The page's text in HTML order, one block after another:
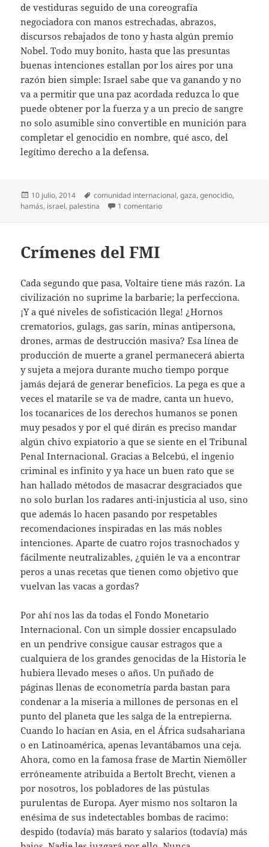
de vestiduras seguido de una coreografía
negociadora con manos estrechadas, abrazos,
discursos rebajados de tono y hasta algún premio
Nobel. Todo muy bonito, hasta que las presuntas
buenas intenciones estallan por los aires por una
razón bien simple: Israel sabe que va ganando y no
va a permitir que una paz acordada reduzca lo que
puede obtener por la fuerza y a un precio de sangre
no solo asumible sino convertible en munición para
completar el genocidio en nombre, qué asco, del
legítimo derecho a la defensa.
Publicado
el
10 julio, 2014 Etiquetas
comunidad internacional,gaza,genocidio,
hamás, israel, palestina 1 comentarioen Matanza programada
Crímenes del FMI
Cada segundo que pasa, Voltaire tiene más razón. La
civilización no suprime la barbarie; la perfecciona.
¡Y a qué niveles de sofisticación llega! ¿Hornos
crematorios, gulags, gas sarín, minas antipersona,
drones, armas de destrucción masiva? Esa línea de
producción de muerte a granel permanecerá abierta
y sujeta a mejora durante mucho tiempo porque
jamás dejará de generar beneficios. La pega es que a
veces el matarile se va de madre, canta un huevo,
los tocanarices de los derechos humanos se ponen
muy pesados y por el qué dirán es preciso mandar
algún chivo expiatorio a que se siente en el Tribunal
Penal Internacional. Gracias a Belcebú, el ingenio
criminal es infinito y ya hace un buen rato que se
han hallado métodos de masacrar desgraciados que
no solo burlan los radares anti-injusticia al uso, sino
que además lo hacen pasando por respetables
recomendaciones inspiradas en las más nobles
intenciones. Aparte de cuatro rojos trasnochados y
fácilmente neutralizables, ¿quién le va a encontrar
peros a unas recetas que tienen como objetivo que
vuelvan las vacas a gordas?
Por ahí nos las da todas el Fondo Monetario
Internacional. Con un simple dossier encapsulado
en un pendrive consigue causar estragos que a
cualquiera de los grandes genocidas de la Historia le
hubiera llevado meses o años. Un puñado de
páginas llenas de econometría parda bastan para
condenar a la miseria a millones de personas en el
punto del planeta que les salga de la entrepierna.
Cuando lo hacían en Asia, en el África sudsahariana
o en Latinoamérica, apenas levantábamos una ceja.
Ahora, como en la famosa frase de Martin Niemöller
erróneamente atribuida a Bertolt Brecht, vienen a
por nosotros, los pobladores de las pústulas
purulentas de Europa. Ayer mismo nos soltaron la
enésima de sus indetectables bombas de racimo:
despido (todavía) más barato y salarios (todavía) más